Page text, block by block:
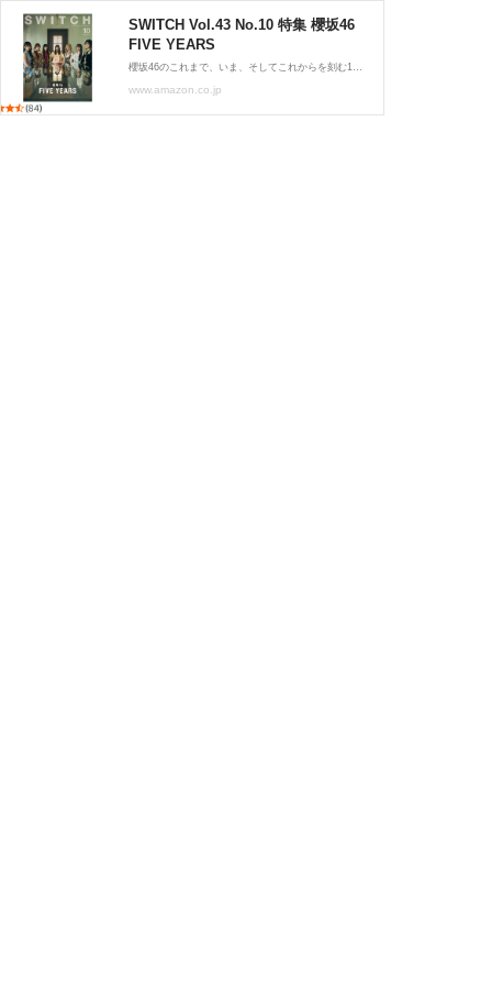
SWITCH Vol.43 No.10 特集 櫻坂46
FIVE YEARS
櫻坂46のこれまで、いま、そしてこれからを刻む1冊——
www.amazon.co.jp